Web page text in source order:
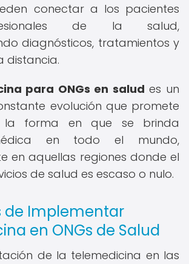
conectar a los pacientes
de la salud,
diagnósticos, tratamientos y
distancia.
para ONGs en salud es un
evolución que promete
la forma en que se brinda
en todo el mundo,
en aquellas regiones donde el
de salud es escaso o nulo.
de Implementar
en ONGs de Salud
de la telemedicina en las